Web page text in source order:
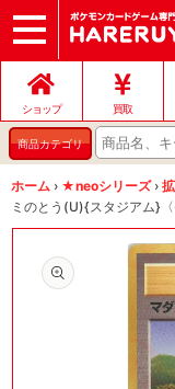
ショップ
店頭買取
ネット買取
店舗一覧
イベント
お問い合わせ
ショップ 買取
商品カテゴリ
ホーム › ★neoシリーズ ›
ミのとう(U){スタジアム}